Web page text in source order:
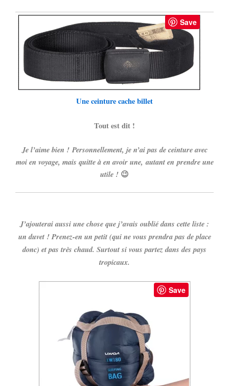
Save
Une ceinture cache billet
Tout est dit !
Je l’aime bien ! Personnellement, je n’ai pas de ceinture avec
moi en voyage, mais quitte à en avoir une, autant en prendre une
utile ! 😉
J’ajouterai aussi une chose que j’avais oublié dans cette liste :
un duvet ! Prenez-en un petit (qui ne vous prendra pas de place
donc) et pas très chaud. Surtout si vous partez dans des pays
tropicaux.
Save